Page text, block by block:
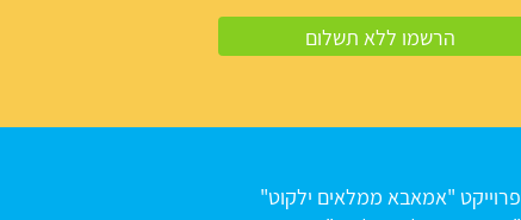
פרוייקט "אמאבא ממלאים ילקוט"